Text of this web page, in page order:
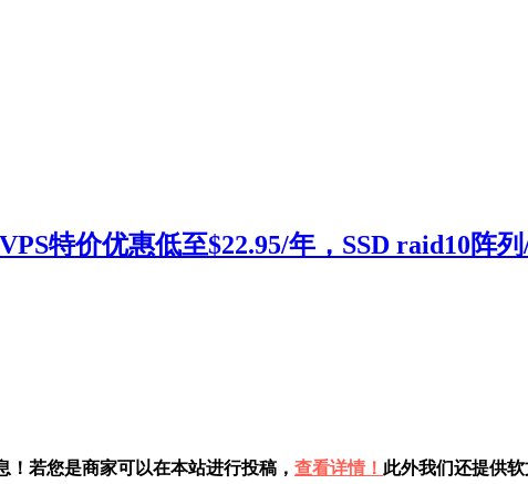
特价优惠低至$22.95/年，SSD raid10阵
若您是商家可以在本站进行投稿， 查看详情！ 此外我们还提供